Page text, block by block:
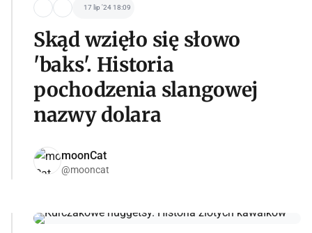
17 lip '24 18:09
Skąd wzięło się słowo
'baks'. Historia
pochodzenia slangowej
nazwy dolara
moonCat
@mooncat